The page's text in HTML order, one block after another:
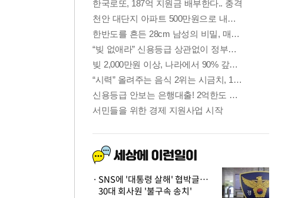
SNS에 '대통령 살해' 협박글…
30대 회사원 '불구속 송치'